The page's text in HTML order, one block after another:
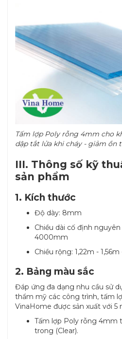
Tấm lợp Poly rỗng 4mm cho
dập tắt lửa khi cháy - giảm ồn
III. Thông số kỹ
sản phẩm
1. Kích thước
Độ dày: 8mm
Chiều dài cố định
4000mm
Chiều rộng: 1,22m - 1,56m
2. Bảng màu sắc
Đáp ứng đa dạng nhu cầu sử
thẩm mỹ các công trình, tấm
VinaHome được sản xuất với 5
Tấm lợp Poly rỗng 4mm
trong (Clear).